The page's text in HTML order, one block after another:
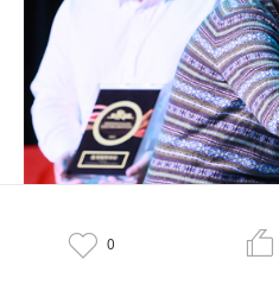
 0 